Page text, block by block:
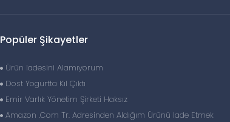
Popüler Şikayetler
Ürün Iadesini Alamıyorum
Dost Yogurtta Kıl Çıktı
Emir Varlık Yönetim Şirketi Haksız
Amazon .Com Tr. Adresinden Aldığım Ürünü Iade Etmek